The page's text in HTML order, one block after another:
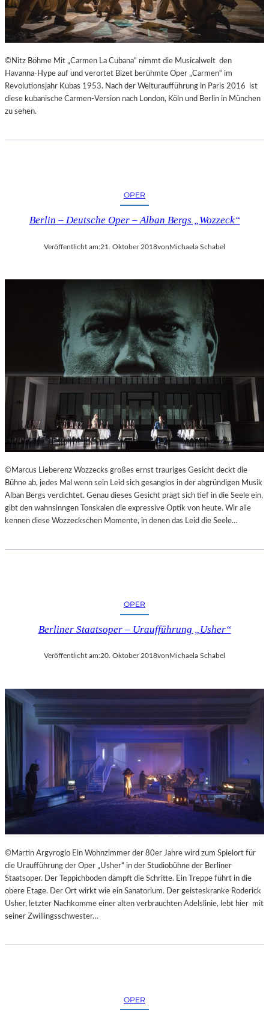
S
S
I
N
E
N
I
E
N
R
©Nitz Böhme Mit „Carmen La Cubana“ nimmt die Musicalwelt den
Havanna-Hype auf und verortet Bizet berühmte Oper „Carmen“ im
Revolutionsjahr Kubas 1953. Nach der Welturaufführung in Paris 2016 ist
diese kubanische Carmen-Version nach London, Köln und Berlin in München
zu sehen.
OPER
Berlin – Deutsche Oper – Alban Bergs „Wozzeck“
Veröffentlicht am:21. Oktober 2018vonMichaela Schabel
©Marcus Lieberenz Wozzecks großes ernst trauriges Gesicht deckt die
Bühne ab, jedes Mal wenn sein Leid sich gesanglos in der abgründigen Musik
Alban Bergs verdichtet. Genau dieses Gesicht prägt sich tief in die Seele ein,
gibt den wahnsinngen Tonskalen die expressive Optik von heute. Wir alle
kennen diese Wozzeckschen Momente, in denen das Leid die Seele…
OPER
Berliner Staatsoper – Uraufführung „Usher“
Veröffentlicht am:20. Oktober 2018von Michaela Schabel
©Martin Argyroglo Ein Wohnzimmer der 80er Jahre wird zum Spielort für
die Uraufführung der Oper „Usher“ in der Studiobühne der Berliner
Staatsoper. Der Teppichboden dämpft die Schritte. Ein Treppe führt in die
obere Etage. Der Ort wirkt wie ein Sanatorium. Der geisteskranke Roderick
Usher, letzter Nachkomme einer alten verbrauchten Adelslinie, lebt hier mit
seiner Zwillingsschwester…
OPER